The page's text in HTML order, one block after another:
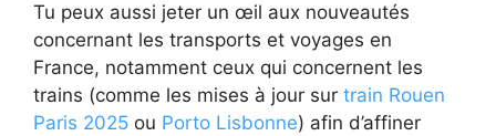
Tu peux aussi jeter un œil aux nouveautés
concernant les transports et voyages en
France, notamment ceux qui concernent les
trains (comme les mises à jour sur train Rouen
Paris 2025 ou Porto Lisbonne) afin d’affiner